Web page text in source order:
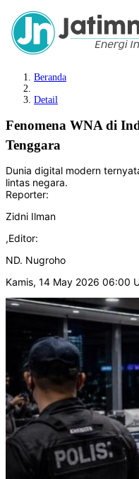
Beranda
Detail
Fenomena WNA di
Tenggara
Dunia digital modern
lintas negara.
Reporter:
Zidni Ilman
,Editor:
ND. Nugroho
Kamis, 14 May 2026 06:00